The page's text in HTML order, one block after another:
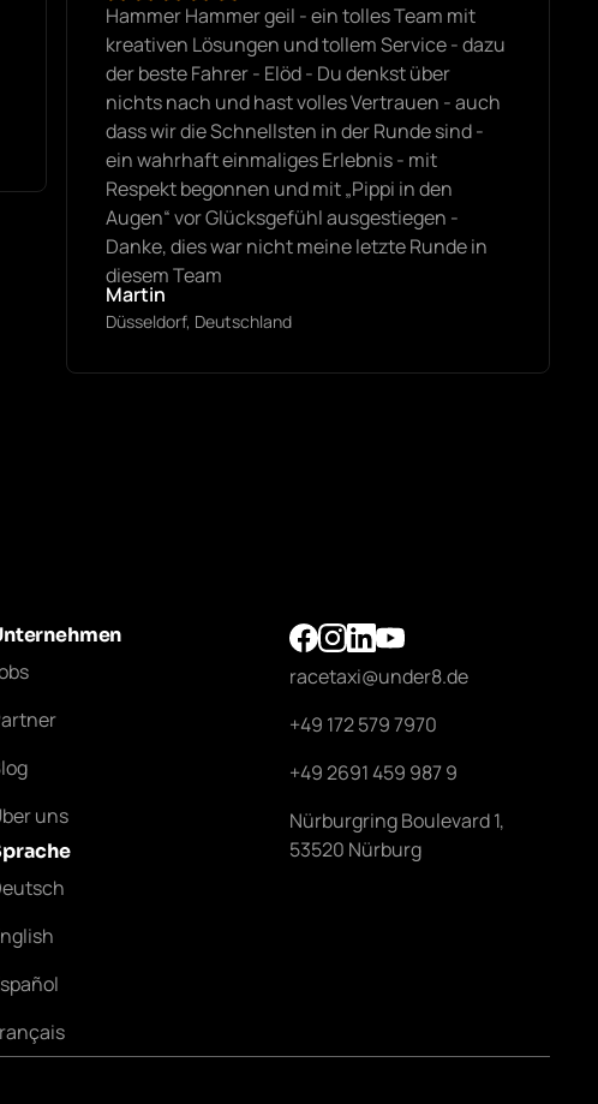
Hammer Hammer geil - ein tolles Team mit
kreativen Lösungen und tollem Service - dazu
der beste Fahrer - Elöd - Du denkst über
nichts nach und hast volles Vertrauen - auch
dass wir die Schnellsten in der Runde sind -
ein wahrhaft einmaliges Erlebnis - mit
Respekt begonnen und mit „Pippi in den
Augen“ vor Glücksgefühl ausgestiegen -
Danke, dies war nicht meine letzte Runde in
diesem Team
Martin
Düsseldorf, Deutschland
uns
racetaxi@under8.de
+49 172 579 7970
+49 2691 459 987 9
Nürburgring Boulevard 1,
53520 Nürburg